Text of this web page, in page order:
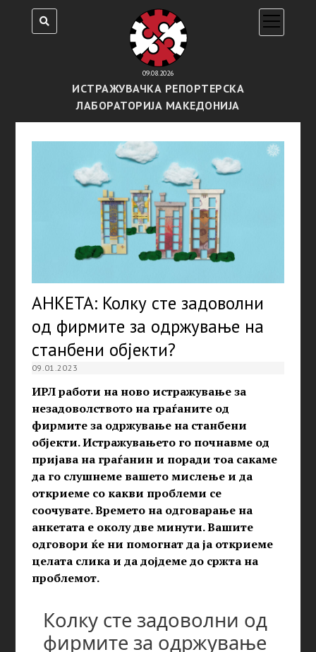
09.08.2026
ИСТРАЖУВАЧКА РЕПОРТЕРСКА
ЛАБОРАТОРИЈА МАКЕДОНИЈА
open
menu
АНКЕТА: Колку сте задоволни
од фирмите за одржување на
станбени објекти?
09.01.2023
ИРЛ работи на ново истражување за
незадоволството на граѓаните од
фирмите за одржување на станбени
објекти. Истражувањето го почнавме од
пријава на граѓанин и поради тоа сакаме
да го слушнеме вашето мислење и да
откриеме со какви проблеми се
соочувате. Времето на одговарање на
анкетата е околу две минути. Вашите
одговори ќе ни помогнат да ја откриеме
целата слика и да дојдеме до сржта на
проблемот.